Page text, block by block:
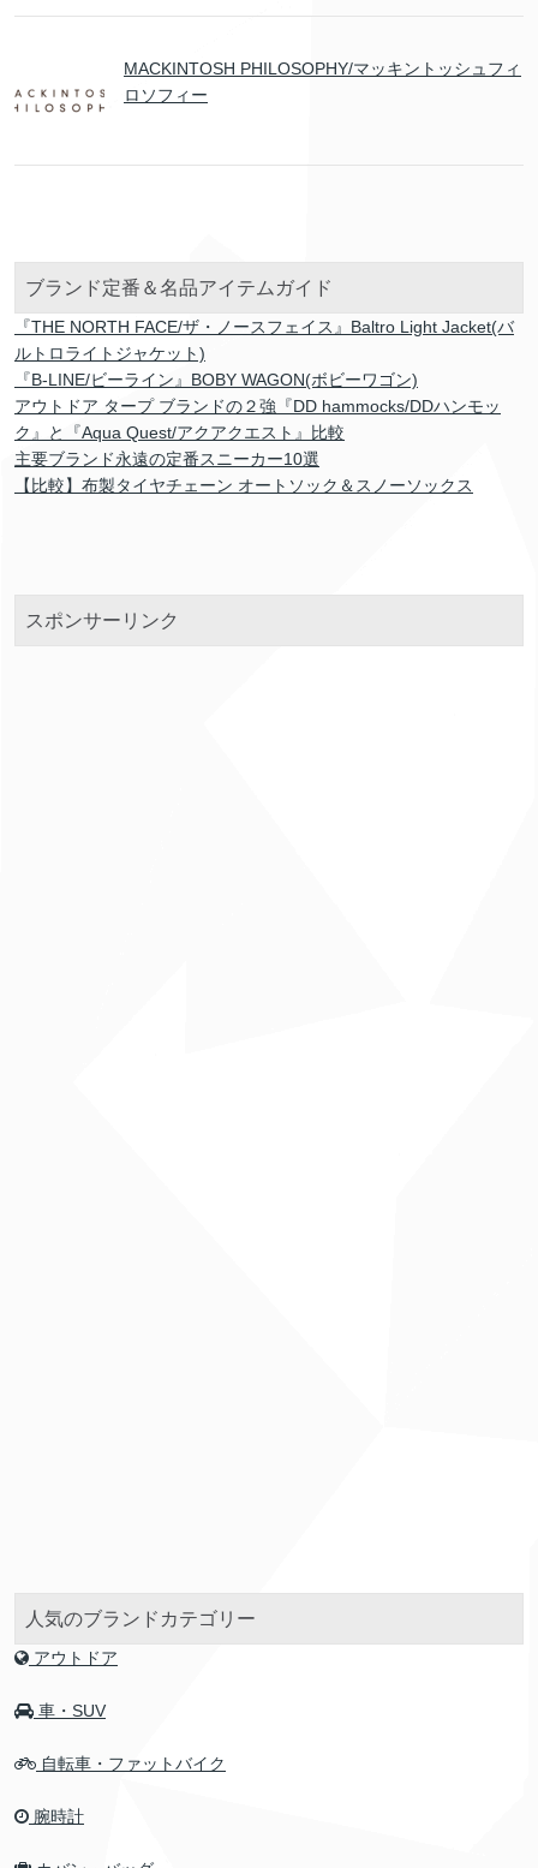
MACKINTOSH PHILOSOPHY/マッキントッシュフィ
ロソフィー
ブランド定番＆名品アイテムガイド
『THE NORTH FACE/ザ・ノースフェイス』Baltro Light Jacket(バ
ルトロライトジャケット)
『B-LINE/ビーライン』BOBY WAGON(ボビーワゴン)
アウトドア タープ ブランドの２強『DD hammocks/DDハンモッ
ク』と『Aqua Quest/アクアクエスト』比較
主要ブランド永遠の定番スニーカー10選
【比較】布製タイヤチェーン オートソック＆スノーソックス
スポンサーリンク
人気のブランドカテゴリー
アウトドア
車・SUV
自転車・ファットバイク
腕時計